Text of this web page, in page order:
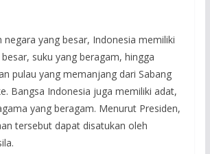
negara yang besar, Indonesia memiliki
suku yang beragam, hingga
pulau yang memanjang dari Sabang
Bangsa Indonesia juga memiliki adat,
yang beragam. Menurut Presiden,
tersebut dapat disatukan oleh